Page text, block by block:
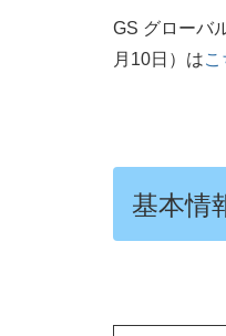
GS グローバ
月10日）はこ
基本情